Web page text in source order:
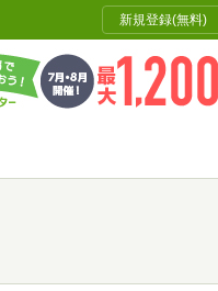
新規登録(無料)